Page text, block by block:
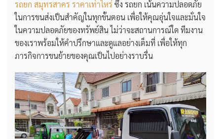
รถยก สมุทรสาคร ราคาเท่าไหร่ ซึ่ง รถยก เน้นความปลอดภัย
ในการขนส่งเป็นสำคัญในทุกขั้นตอน เพื่อให้คุณอุ่นใจและมั่นใจ
ในความปลอดภัยของทรัพย์สิน ไม่ว่าจะสถานการณ์ใด ทีมงาน
ของเราพร้อมให้คำปรึกษาและดูแลอย่างเต็มที่ เพื่อให้ทุก
ภารกิจการขนย้ายของคุณเป็นไปอย่างราบรื่น